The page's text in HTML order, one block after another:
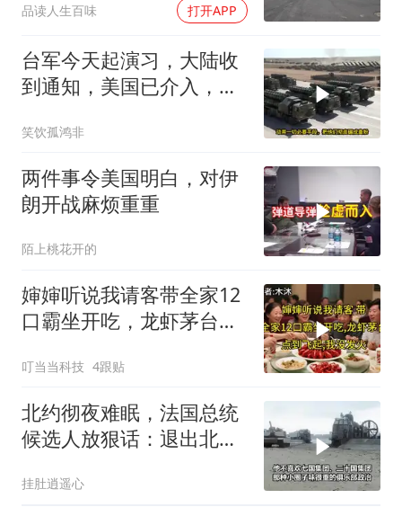
品读人生百味 打开APP
台军今天起演习，大陆收
到通知，美国已介入，日
笑饮孤鸿非
两件事令美国明白，对伊
朗开战麻烦重重
陌上桃花开的
婶婶听说我请客带全家12
口霸坐开吃，龙虾茅台点
叮当当科技 4跟贴
北约彻夜难眠，法国总统
候选人放狠话：退出北
挂肚逍遥心